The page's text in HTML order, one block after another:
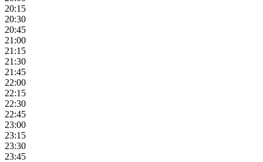
20:15
20:30
20:45
21:00
21:15
21:30
21:45
22:00
22:15
22:30
22:45
23:00
23:15
23:30
23:45